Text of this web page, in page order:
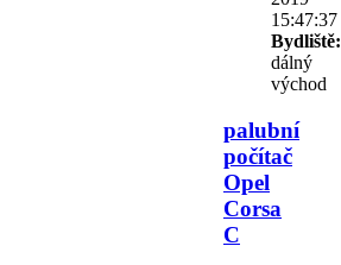
15:47:37
Bydliště:
dálný
východ
palubní
počítač
Opel
Corsa
C